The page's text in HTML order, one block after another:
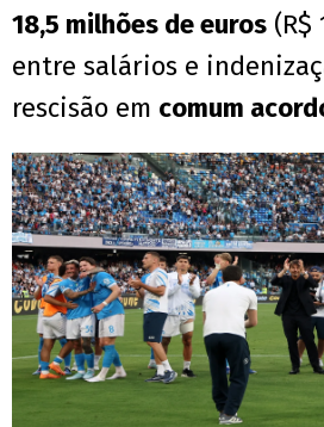
18,5 milhões de euros (R$
entre salários e
rescisão em comum